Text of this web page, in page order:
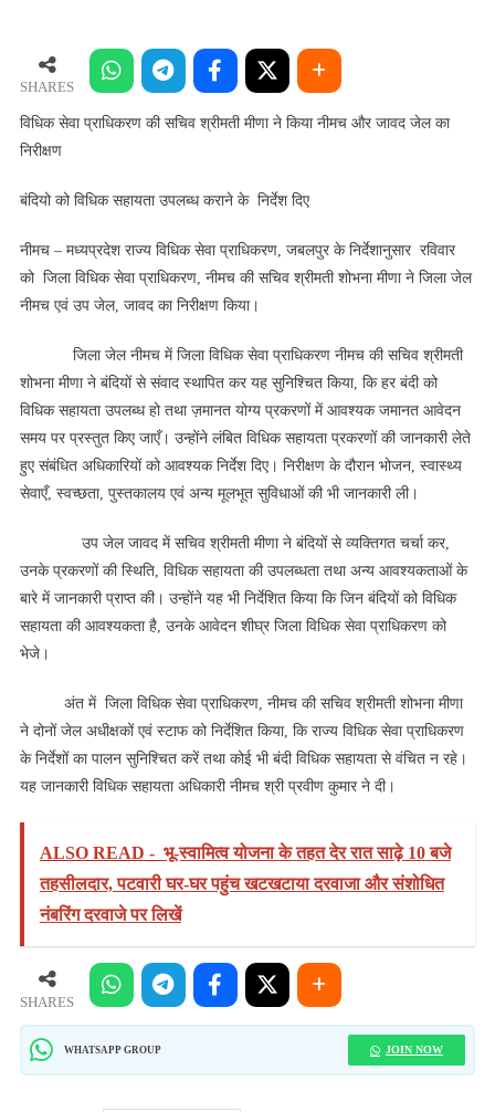
SHARES
विधिक सेवा प्राधिकरण की सचिव श्रीमती मीणा ने किया नीमच और जावद जेल का
निरीक्षण
बंदियो को विधिक सहायता उपलब्ध कराने के निर्देश दिए
नीमच – मध्यप्रदेश राज्य विधिक सेवा प्राधिकरण, जबलपुर के निर्देशानुसार रविवार
को जिला विधिक सेवा प्राधिकरण, नीमच की सचिव श्रीमती शोभना मीणा ने जिला जेल
नीमच एवं उप जेल, जावद का निरीक्षण किया।
जिला जेल नीमच में जिला विधिक सेवा प्राधिकरण नीमच की सचिव श्रीमती
शोभना मीणा ने बंदियों से संवाद स्थापित कर यह सुनिश्चित किया, कि हर बंदी को
विधिक सहायता उपलब्ध हो तथा ज़मानत योग्य प्रकरणों में आवश्यक जमानत आवेदन
समय पर प्रस्तुत किए जाएँ। उन्होंने लंबित विधिक सहायता प्रकरणों की जानकारी लेते
हुए संबंधित अधिकारियों को आवश्यक निर्देश दिए। निरीक्षण के दौरान भोजन, स्वास्थ्य
सेवाएँ, स्वच्छता, पुस्तकालय एवं अन्य मूलभूत सुविधाओं की भी जानकारी ली।
उप जेल जावद में सचिव श्रीमती मीणा ने बंदियों से व्यक्तिगत चर्चा कर,
उनके प्रकरणों की स्थिति, विधिक सहायता की उपलब्धता तथा अन्य आवश्यकताओं के
बारे में जानकारी प्राप्त की। उन्होंने यह भी निर्देशित किया कि जिन बंदियों को विधिक
सहायता की आवश्यकता है, उनके आवेदन शीघ्र जिला विधिक सेवा प्राधिकरण को
भेजे।
अंत में जिला विधिक सेवा प्राधिकरण, नीमच की सचिव श्रीमती शोभना मीणा
ने दोनों जेल अधीक्षकों एवं स्टाफ को निर्देशित किया, कि राज्य विधिक सेवा प्राधिकरण
के निर्देशों का पालन सुनिश्चित करें तथा कोई भी बंदी विधिक सहायता से वंचित न रहे।
यह जानकारी विधिक सहायता अधिकारी नीमच श्री प्रवीण कुमार ने दी।
ALSO READ - भू-स्वामित्व योजना के तहत देर रात साढ़े 10 बजे
तहसीलदार, पटवारी घर-घर पहुंच खटखटाया दरवाजा और संशोधित
नंबरिंग दरवाजे पर लिखें
SHARES
WHATSAPP GROUP JOIN NOW